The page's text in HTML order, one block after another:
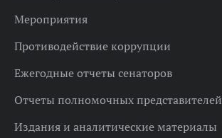
Мероприятия
Противодействие коррупции
Ежегодные отчеты сенаторов
Отчеты полномочных представителей
Издания и аналитические материалы